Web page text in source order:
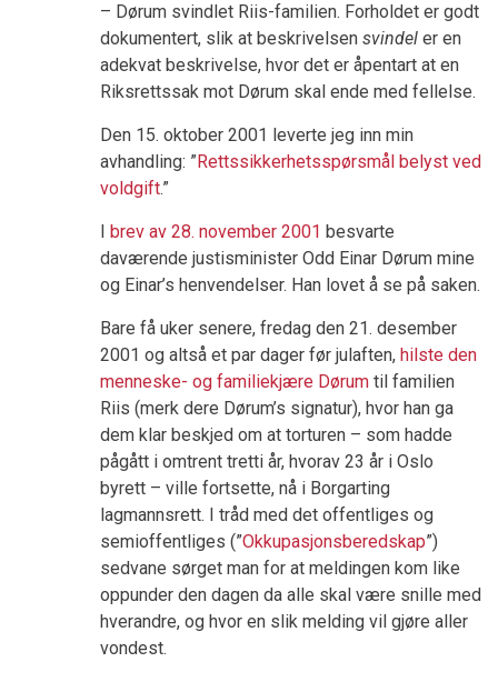
– Dørum svindlet Riis-familien. Forholdet er godt
dokumentert, slik at beskrivelsen svindel er en
adekvat beskrivelse, hvor det er åpentart at en
Riksrettssak mot Dørum skal ende med fellelse.
Den 15. oktober 2001 leverte jeg inn min
avhandling: ”Rettssikkerhetsspørsmål belyst ved
voldgift.”
I brev av 28. november 2001 besvarte
daværende justisminister Odd Einar Dørum mine
og Einar’s henvendelser. Han lovet å se på saken.
Bare få uker senere, fredag den 21. desember
2001 og altså et par dager før julaften, hilste den
menneske- og familiekjære Dørum til familien
Riis (merk dere Dørum’s signatur), hvor han ga
dem klar beskjed om at torturen – som hadde
pågått i omtrent tretti år, hvorav 23 år i Oslo
byrett – ville fortsette, nå i Borgarting
lagmannsrett. I tråd med det offentliges og
semioffentliges (”Okkupasjonsberedskap”)
sedvane sørget man for at meldingen kom like
oppunder den dagen da alle skal være snille med
hverandre, og hvor en slik melding vil gjøre aller
vondest.